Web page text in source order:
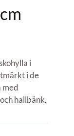
i
i de
med
hallbänk.